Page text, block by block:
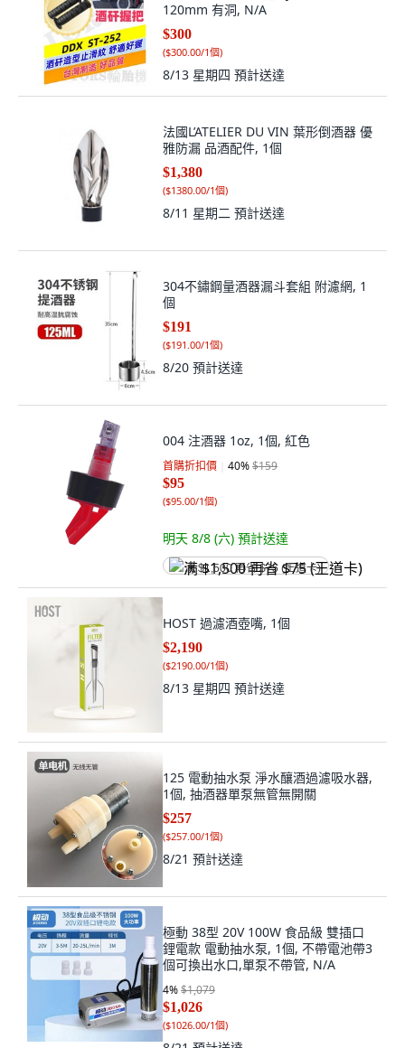
120mm 有洞, N/A
$300
($300.00/1個)
8/13 星期四 預計送達
法國L’ATELIER DU VIN 葉形倒酒器 優
雅防漏 品酒配件, 1個
$1,380
($1380.00/1個)
8/11 星期二 預計送達
304不鏽鋼量酒器漏斗套組 附濾網, 1
個
$191
($191.00/1個)
8/20 預計送達
004 注酒器 1oz, 1個, 紅色
首購折扣價 40%$159
$95
($95.00/1個)
明天 8/8 (六) 預計送達
满 $1,500 再省 $75 (王道卡)
HOST 過濾酒壺嘴, 1個
$2,190
($2190.00/1個)
8/13 星期四 預計送達
125 電動抽水泵 淨水釀酒過濾吸水器,
1個, 抽酒器單泵無管無開關
$257
($257.00/1個)
8/21 預計送達
極動 38型 20V 100W 食品級 雙插口
鋰電款 電動抽水泵, 1個, 不帶電池帶3
個可換出水口,單泵不帶管, N/A
4%$1,079
$1,026
($1026.00/1個)